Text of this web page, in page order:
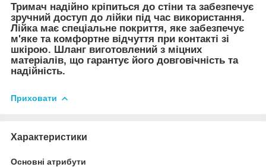
Тримач надійно кріпиться до стіни та забезпечує
зручний доступ до лійки під час використання.
Лійка має спеціальне покриття, яке забезпечує
м'яке та комфортне відчуття при контакті зі
шкірою. Шланг виготовлений з міцних
матеріалів, що гарантує його довговічність та
надійність.
Приховати
Характеристики
Основні атрибути